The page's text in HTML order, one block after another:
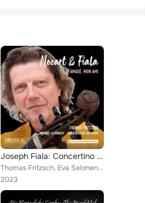
Joseph Fiala: Concertino in D-Dur, ReiF 4.52 - II. Allegro
Thomas Fritzsch, Eva Salonen, Stephan Wünsch, Michael Schönheit
2023